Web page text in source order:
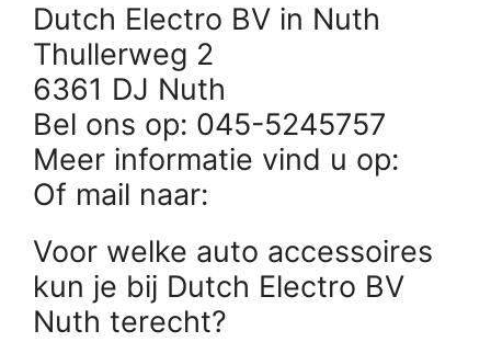
Dutch Electro BV in Nuth
Thullerweg 2
6361 DJ Nuth
Bel ons op: 045-5245757
Meer informatie vind u op:
Of mail naar:
Voor welke auto accessoires
kun je bij Dutch Electro BV
Nuth terecht?